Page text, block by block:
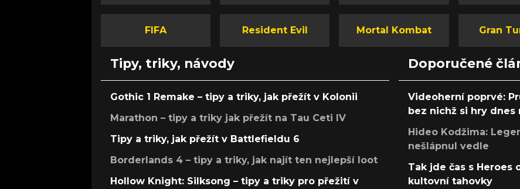
FIFA Resident Evil Mortal Kombat Gran
Tipy, triky, návody
Gothic 1 Remake – tipy a triky, jak přežít v Kolonii
Marathon – tipy a triky jak přežít na Tau Ceti IV
Tipy a triky, jak přežít v Battlefieldu 6
Borderlands 4 – tipy a triky, jak najít ten nejlepší loot
Hollow Knight: Silksong – tipy a triky pro přežití v
Doporučené
Videoherní poprvé:
bez nichž si hry
Hideo Kodžima:
nešlápnul vedle
Tak jde čas s Heroes
kultovní tahovky